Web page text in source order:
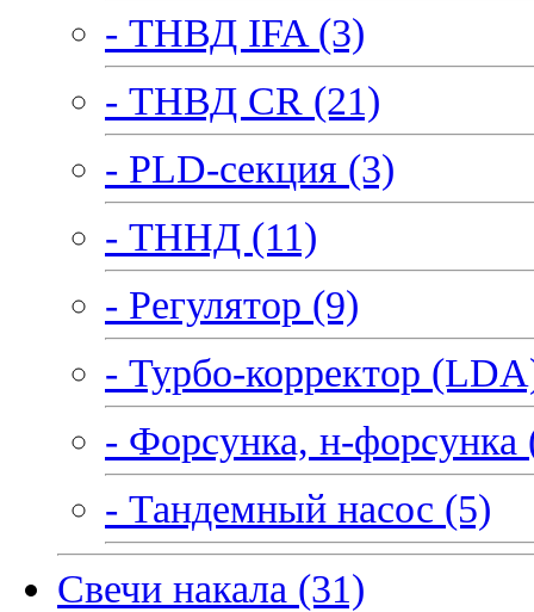
- ТНВД IFA (3)
- ТНВД CR (21)
- PLD-секция (3)
- ТННД (11)
- Регулятор (9)
- Турбо-корректор
- Форсунка, н-форсунка
- Тандемный насос (5)
Свечи накала (31)